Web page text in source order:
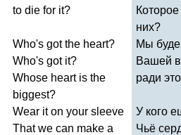
to die for it?
Who's got the heart?
Who's got it?
Whose heart is the
biggest?
Wear it on your sleeve
That we can make a
них?
Мы
Вашей
ради
У кого
Чьё